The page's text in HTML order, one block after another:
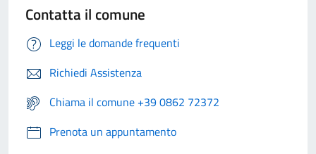
Contatta il comune
Leggi le domande frequenti
Richiedi Assistenza
Chiama il comune +39 0862 72372
Prenota un appuntamento